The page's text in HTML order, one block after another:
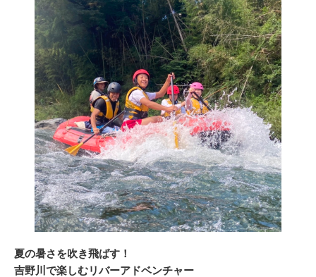
夏の暑さを吹き飛ばす！
吉野川で楽しむリバーアドベンチャー